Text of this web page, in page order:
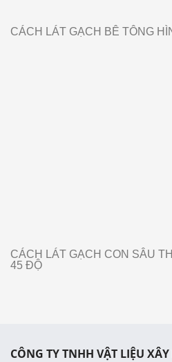
CÁCH LÁT GẠCH BÊ TÔNG
CÁCH LÁT GẠCH CON SÂU
45 ĐỘ
CÔNG TY TNHH VẬT LIỆU